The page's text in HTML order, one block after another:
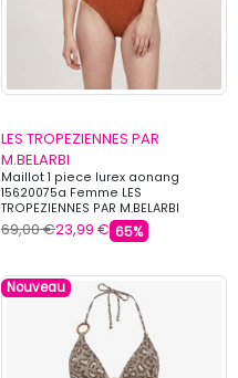
LES TROPEZIENNES PAR
M.BELARBI
Maillot 1 piece lurex aonang
15620075a Femme LES
TROPEZIENNES PAR M.BELARBI
69,00 €23,99 € 65%
Nouveau